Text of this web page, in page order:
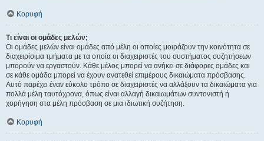
Κορυφή
Τι είναι οι ομάδες μελών;
Οι ομάδες μελών είναι ομάδες από μέλη οι οποίες μοιράζουν την κοινότητα σε
διαχειρίσιμα τμήματα με τα οποία οι διαχειριστές του συστήματος συζητήσεων
μπορούν να εργαστούν. Κάθε μέλος μπορεί να ανήκει σε διάφορες ομάδες και
σε κάθε ομάδα μπορεί να έχουν ανατεθεί επιμέρους δικαιώματα πρόσβασης.
Αυτό παρέχει έναν εύκολο τρόπο σε διαχειριστές να αλλάξουν τα δικαιώματα για
πολλά μέλη ταυτόχρονα, όπως είναι αλλαγή δικαιωμάτων συντονιστή ή
χορήγηση στα μέλη πρόσβαση σε μια ιδιωτική συζήτηση.
Κορυφή